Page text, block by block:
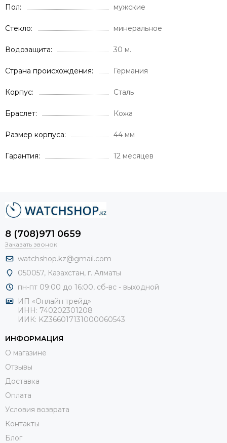
Пол мужские
Стекло минеральное
Водозащита 30 м.
Страна происхождения Германия
Корпус Сталь
Браслет Кожа
Размер корпуса 44 мм
Гарантия 12 месяцев
8 (708)971 0659
Заказать звонок
watchshop.kz@gmail.com
050057, Казахстан, г. Алматы
пн-пт 09:00 до 16:00, сб-вс - выходной
ИП «Онлайн трейд»
ИНН: 740202301208
ИИК: KZ366017131000060543
ИНФОРМАЦИЯ
О магазине
Отзывы
Доставка
Оплата
Условия возврата
Контакты
Блог